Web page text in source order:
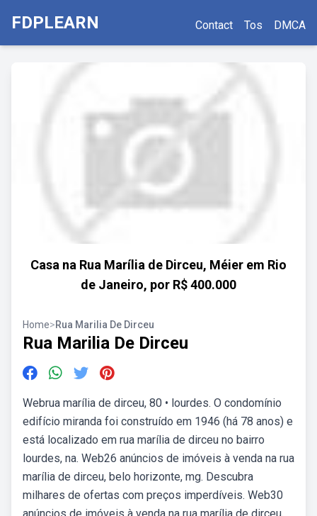
FDPLEARN Contact Tos DMCA
Casa na Rua Marília de Dirceu, Méier em Rio
de Janeiro, por R$ 400.000
Home>Rua Marilia De Dirceu
Rua Marilia De Dirceu
Webrua marília de dirceu, 80 • lourdes. O condomínio
edifício miranda foi construído em 1946 (há 78 anos) e
está localizado em rua marília de dirceu no bairro
lourdes, na. Web26 anúncios de imóveis à venda na rua
marília de dirceu, belo horizonte, mg. Descubra
milhares de ofertas com preços imperdíveis. Web30